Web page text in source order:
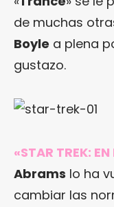
de muchas
Boyle a plena
gustazo.
«STAR TREK:
Abrams lo ha
cambiar las